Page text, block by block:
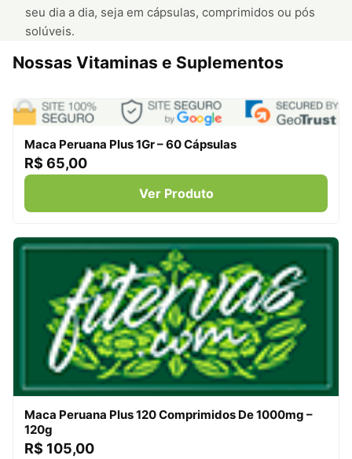
seu dia a dia, seja em cápsulas, comprimidos ou pós
solúveis.
Nossas Vitaminas e Suplementos
Maca Peruana Plus 1Gr – 60 Cápsulas
R$ 65,00
Ver Produto
Maca Peruana Plus 120 Comprimidos De 1000mg –
120g
R$ 105,00